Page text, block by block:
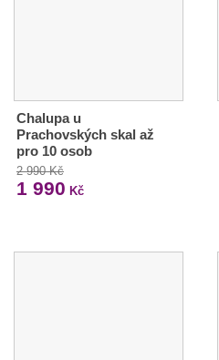
Chalupa u
Prachovských skal až
pro 10 osob
2 990 Kč
1 990 Kč